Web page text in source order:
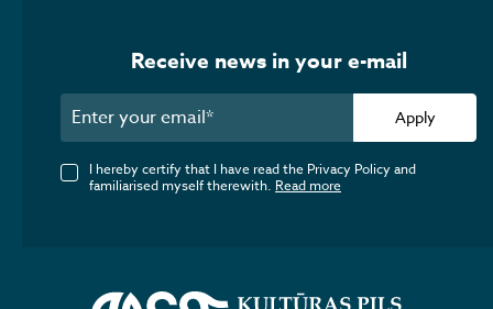
Receive news in your e-mail
Apply
I hereby certify that I have read the Privacy Policy and
familiarised myself therewith. Read more